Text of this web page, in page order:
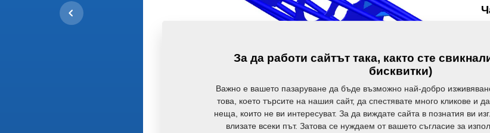
За да работи сайтът така, както сте
бисквитки)
Важно е вашето пазаруване да бъде възможно най-добро
това, което търсите на нашия сайт, да спестявате много кликове и
неща, които не ви интересуват. За да виждате сайта в познатия ви
влизате всеки път. Затова се нуждаем от вашето съгласие за